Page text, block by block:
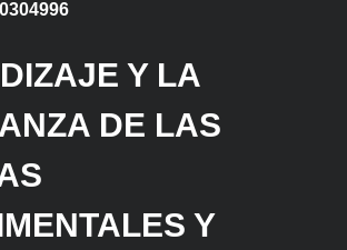
Y LA
DE LAS
Y